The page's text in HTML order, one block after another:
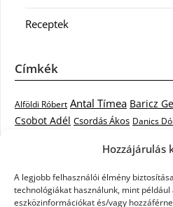
Hozzájárulás
A legjobb felhasználói élmény
technológiákat használunk, mint
eszközinformációkat és/vagy
Receptek
Címkék
Alföldi Róbert Antal Tímea Baricz
Csobot Adél Csordás Ákos Danics
Kovács
Krasznai Tünde Like LiL C. Malek Miklós
Nagy Feró Oláh Gergő Péterffy Lili